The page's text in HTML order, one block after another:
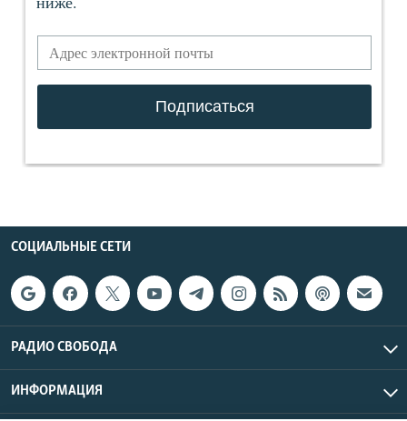
СОЦИАЛЬНЫЕ СЕТИ
РАДИО СВОБОДА
ИНФОРМАЦИЯ